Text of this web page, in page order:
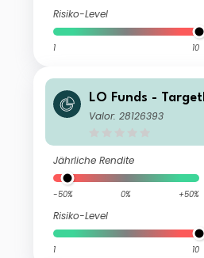
Risiko-Level
1 10
LO Funds -
quity Syst. NAV
Valor: 28126393
Jährliche Rendite
-50% 0% +50%
Risiko-Level
1 10